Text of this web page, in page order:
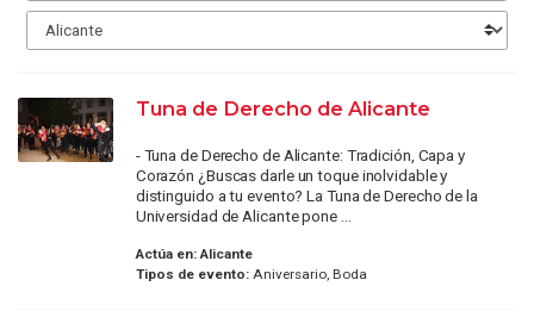
Tuna de Derecho de Alicante
- Tuna de Derecho de Alicante: Tradición, Capa y
Corazón ¿Buscas darle un toque inolvidable y
distinguido a tu evento? La Tuna de Derecho de la
Universidad de Alicante pone ...
Actúa en: Alicante
Tipos de evento:Aniversario, Boda